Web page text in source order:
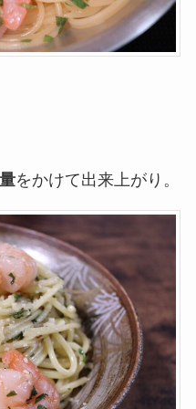
をかけて出来上がり。